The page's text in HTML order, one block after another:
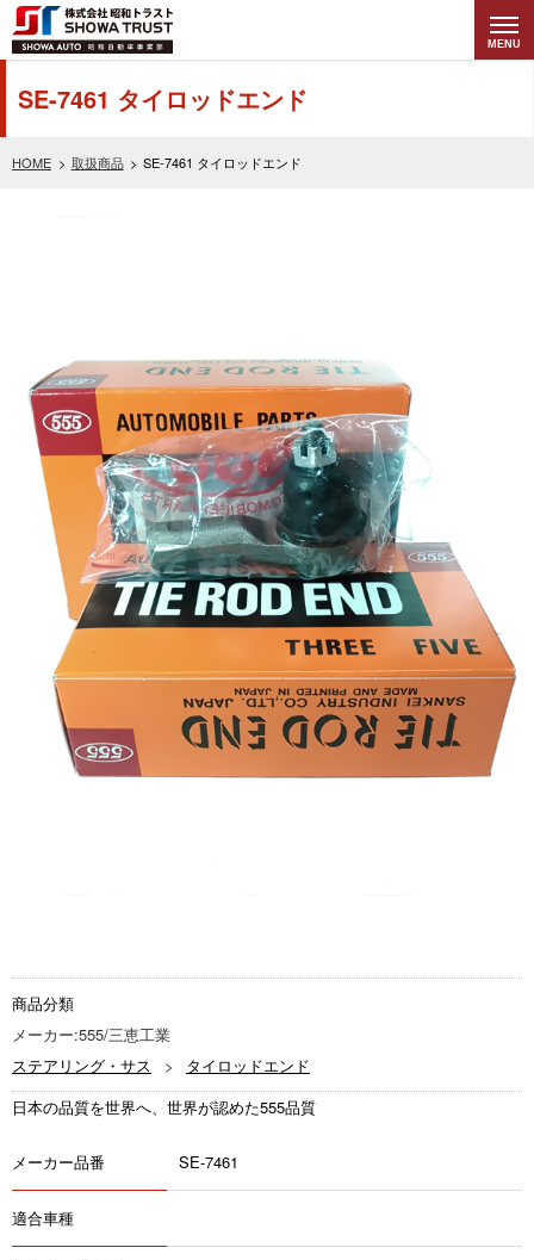
株式会社昭和トラ
スト (SHOWA
MENU
HOME 取扱商品 SE-7461 タイロッドエンド
SE-7461 タイロッドエンド
商品分類
メーカー:555/三恵工業
ステアリング・サス
タイロッドエンド
日本の品質を世界へ、世界が認めた555品質
メーカー品番 SE-7461
適合車種